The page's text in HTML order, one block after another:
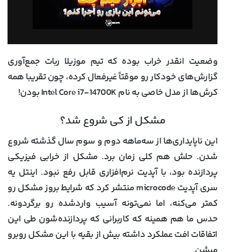
وضعیت انقدر خراب بوده که تیم موزیلا ربات جمع‌آوری
گزارش‌های خودکار رو موقتاً غیرفعال کرده، چون تقریبا همه
کرش‌ها از مدل خاصی به نامIntel Core i7-14700Kبودن!
مشکل از کی شروع شد؟
این ناپایداری‌ها از سه‌ماهه دوم و سوم سال گذشته شروع
شدن. حلش هم کلی زمان برد. مشکل از خرابی فیزیکی
پردازنده بود، با آپدیت نرم‌افزاری قابل رفع نبود. اینتل یه
سری آپدیت microcode منتشر کرد که شرایط بروز مشکل رو
کمتر می‌کنه، اما نمی‌تونه آسیب واردشده رو برگردونه.
حدس ما هم همینه که کاربرانی که پردازنده‌شون طی این
اتفاقات افت عملکرد داشته بیش از بقیه با این مشکل روبرو